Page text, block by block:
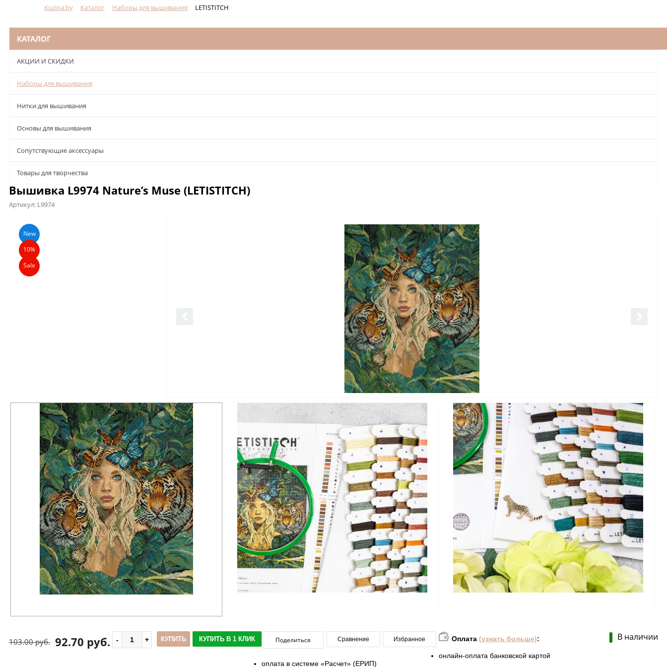
Kuzina.by Каталог Наборы для вышивания LETISTITCH
КАТАЛОГ
АКЦИИ И СКИДКИ
Наборы для вышивания
Нитки для вышивания
Основы для вышивания
Сопутствующие аксессуары
Товары для творчества
Вышивка L9974 Nature’s Muse (LETISTITCH)
Артикул: L9974
Описание
New
10%
Sale
В наличии
92.70 руб.
103.00 руб. КУПИТЬ КУПИТЬ В 1 КЛИК Поделиться Сравнение Избранное Оплата (узнать больше):
онлайн-оплата банковской картой
оплата в системе «Расчет» (ЕРИП)